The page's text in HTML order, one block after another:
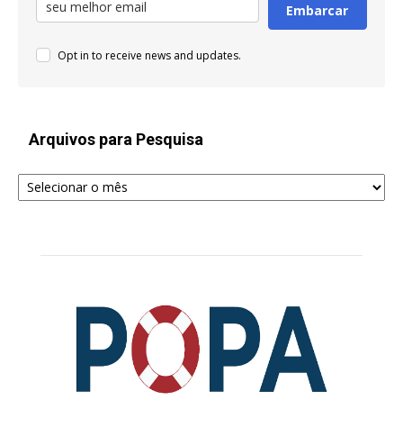
Embarcar
Opt in to receive news and updates.
Arquivos para Pesquisa
Arquivos
para